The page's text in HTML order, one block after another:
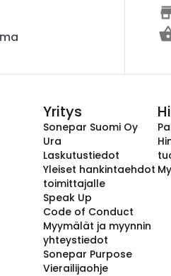
Yritys
Sonepar Suomi Oy
Ura
Laskutustiedot
Yleiset hankintaehdot
toimittajalle
Speak Up
Code of Conduct
Myymälät ja myynnin
yhteystiedot
Sonepar Purpose
Vierailijaohje